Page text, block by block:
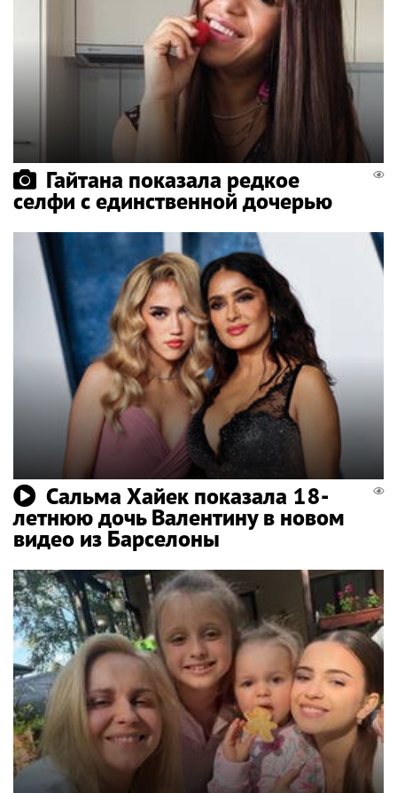
Гайтана показала редкое
селфи с единственной дочерью
Сальма Хайек показала 18-
летнюю дочь Валентину в новом
видео из Барселоны